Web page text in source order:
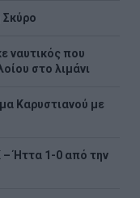
Σκύρο
ναυτικός που
στο λιμάνι
Καρυστιανού με
– Ήττα 1-0 από την